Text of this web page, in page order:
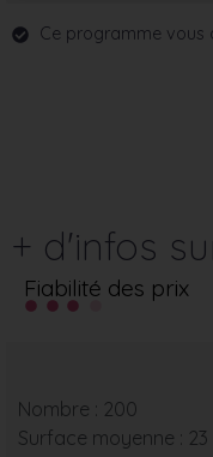
Ce programme vous
+ d'infos
Fiabilité des prix
Nombre : 200
Surface moyenne : 23